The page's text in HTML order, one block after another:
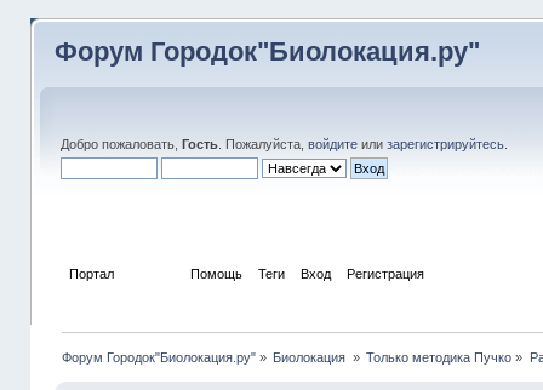
Форум Городок"Биолокация.ру"
Добро пожаловать, Гость. Пожалуйста, войдитеили зарегистрируйтесь.
Портал Помощь Теги Вход Регистрация
Форум Городок"Биолокация.ру"» Биолокация » Только методика Пучко »